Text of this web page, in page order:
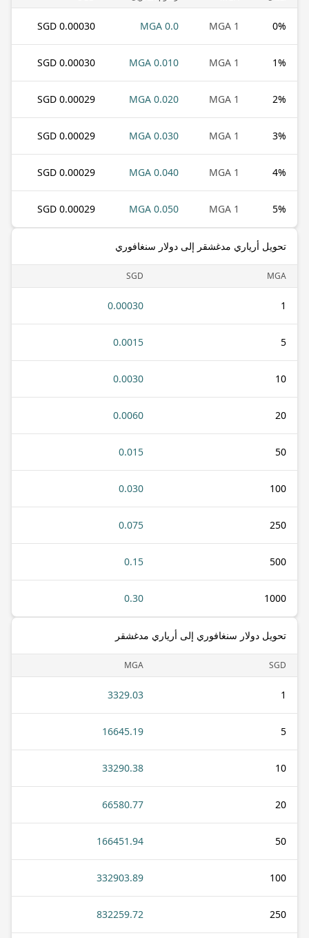
0%
1 MGA
0.0 MGA
0.00030 SGD
1%
1 MGA
0.010 MGA
0.00030 SGD
2%
1 MGA
0.020 MGA
0.00029 SGD
3%
1 MGA
0.030 MGA
0.00029 SGD
4%
1 MGA
0.040 MGA
0.00029 SGD
5%
1 MGA
0.050 MGA
0.00029 SGD
تحويل أرياري مدغشقر إلى دولار سنغافوري
MGA
SGD
1
0.00030
5
0.0015
10
0.0030
20
0.0060
50
0.015
100
0.030
250
0.075
500
0.15
1000
0.30
تحويل دولار سنغافوري إلى أرياري مدغشقر
SGD
MGA
1
3329.03
5
16645.19
10
33290.38
20
66580.77
50
166451.94
100
332903.89
250
832259.72